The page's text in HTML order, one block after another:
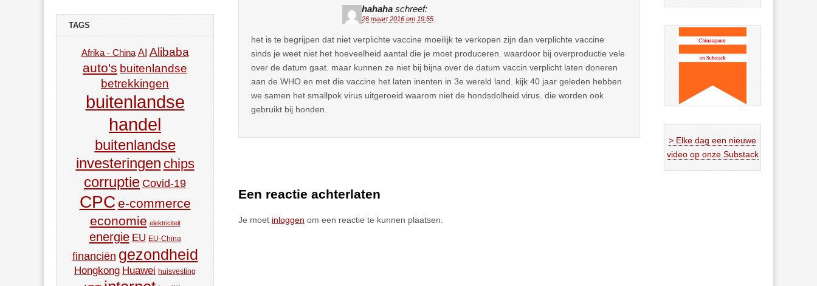
hahaha schreef:
26 maart 2016 om 19:55
het is te begrijpen dat niet verplichte vaccine moeilijk te verkopen zijn dan verplichte vaccine
sinds je weet niet het hoeveelheid aantal die je moet produceren. waardoor bij overproductie vele
over de datum gaat. maar kunnen ze niet bij bijna over de datum vaccin verplicht laten doneren
aan de WHO en met die vaccine het laten inenten in 3e wereld land. kijk 40 jaar geleden hebben
we samen het smallpok virus uitgeroeid waarom niet de hondsdolheid virus. die worden ook
gebruikt bij honden.
Een reactie achterlaten
Je moet inloggen om een reactie te kunnen plaatsen.
TAGS
Afrika - China AI Alibaba
auto's buitenlandse
betrekkingen
buitenlandse
handel
buitenlandse
investeringen chips
corruptie Covid-19
CPC e-commerce
economie elektriciteit
energie EU EU-China
financiën gezondheid
Hongkong Huawei huisvesting
> Elke dag een nieuwe
video op onze Substack